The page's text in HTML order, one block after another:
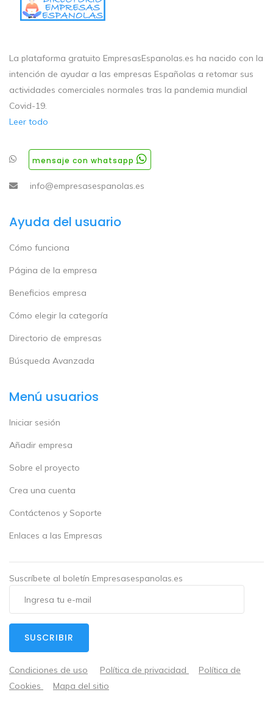
La plataforma gratuito EmpresasEspanolas.es ha nacido con la
intención de ayudar a las empresas Españolas a retomar sus
actividades comerciales normales tras la pandemia mundial
Covid-19.
Leer todo
mensaje con whatsapp
info@empresasespanolas.es
Ayuda del usuario
Cómo funciona
Página de la empresa
Beneficios empresa
Cómo elegir la categoría
Directorio de empresas
Búsqueda Avanzada
Menú usuarios
Iniciar sesión
Añadir empresa
Sobre el proyecto
Crea una cuenta
Contáctenos y Soporte
Enlaces a las Empresas
Suscríbete al boletín Empresasespanolas.es
Condiciones de uso Política de privacidad
Política de
Cookies
Mapa del sitio
SUSCRIBIR